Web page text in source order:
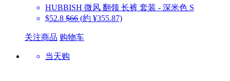
HUBBISH 微风 翻领 长裤 套装 - 深米色 S
$52.8 $66 (約 ¥355.87)
关注商品 购物车
当天购